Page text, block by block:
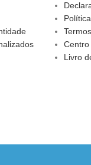
Centro
Livro